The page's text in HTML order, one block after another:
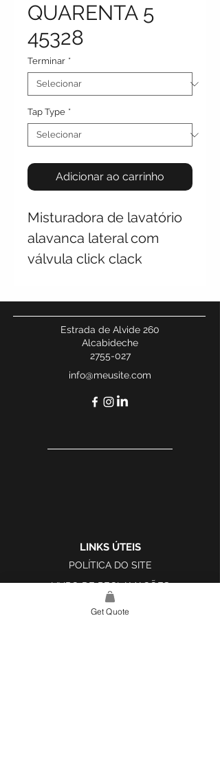
QUARENTA 5
45328
Terminar *
Tap Type *
Adicionar ao carrinho
Misturadora de lavatório
alavanca lateral com
válvula click clack
Estrada de Alvide 260
Alcabideche
2755-027
info@meusite.com
LINKS ÚTEIS
POLÍTICA DO SITE
LIVRO DE RECLAMAÇÕES
Get Quote